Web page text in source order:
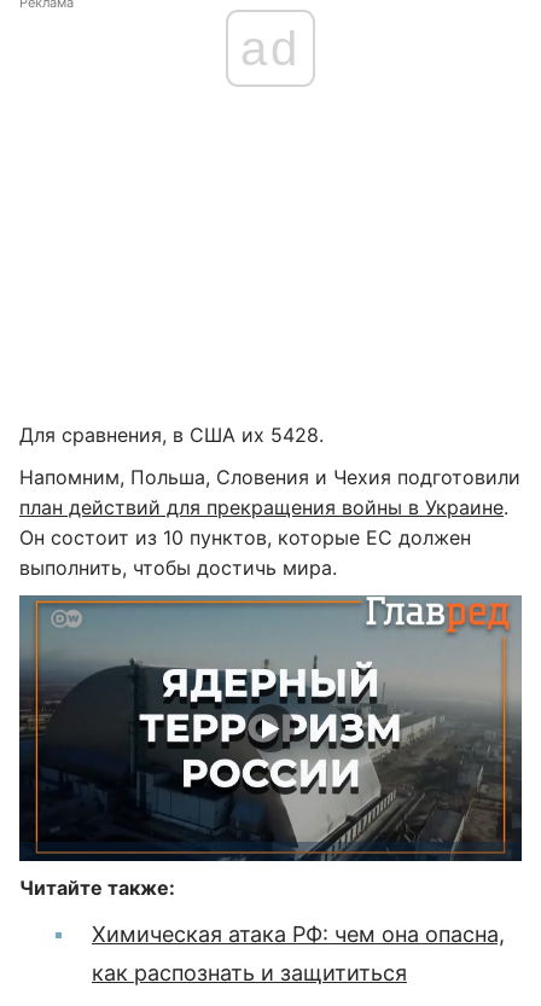
ad
Для сравнения, в США их 5428.
Напомним, Польша, Словения и Чехия подготовили
план действий для прекращения войны в Украине.
Он состоит из 10 пунктов, которые ЕС должен
выполнить, чтобы достичь мира.
Читайте также:
Химическая атака РФ: чем она опасна,
как распознать и защититься